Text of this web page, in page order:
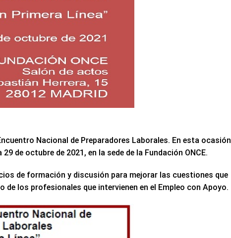
Nacional de Preparadores Laborales. En esta ocasión
de octubre de 2021, en la sede de la Fundación ONCE.
de formación y discusión para mejorar las cuestiones que
los profesionales que intervienen en el Empleo con Apoyo.